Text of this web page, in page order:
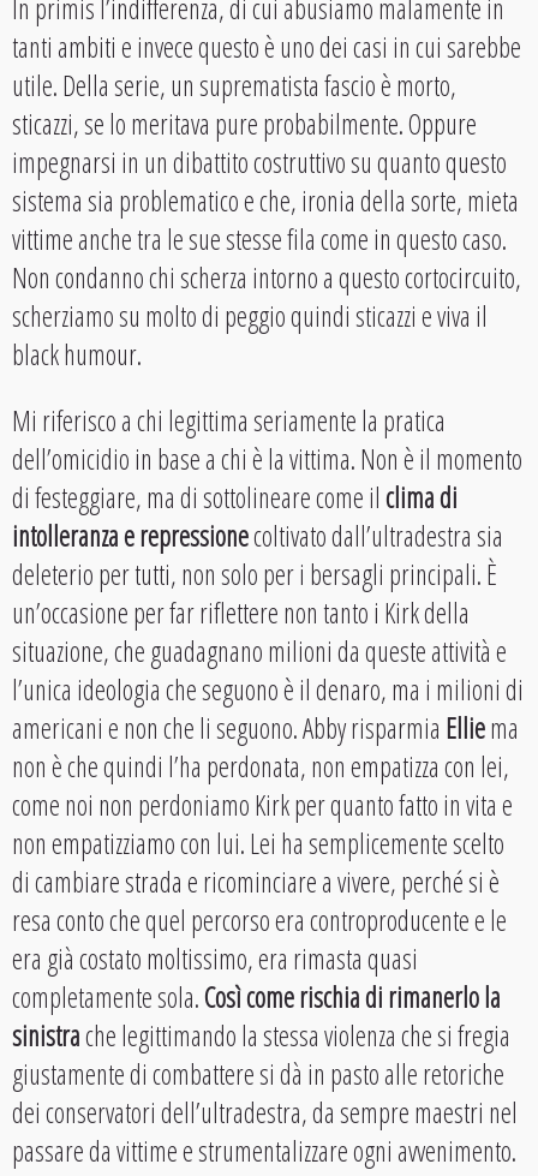
In primis l’indifferenza, di cui abusiamo malamente in
tanti ambiti e invece questo è uno dei casi in cui sarebbe
utile. Della serie, un suprematista fascio è morto,
sticazzi, se lo meritava pure probabilmente. Oppure
impegnarsi in un dibattito costruttivo su quanto questo
sistema sia problematico e che, ironia della sorte, mieta
vittime anche tra le sue stesse fila come in questo caso.
Non condanno chi scherza intorno a questo cortocircuito,
scherziamo su molto di peggio quindi sticazzi e viva il
black humour.
Mi riferisco a chi legittima seriamente la pratica
dell’omicidio in base a chi è la vittima. Non è il momento
di festeggiare, ma di sottolineare come ilclima di
intolleranza e repressionecoltivato dall’ultradestra sia
deleterio per tutti, non solo per i bersagli principali. È
un’occasione per far riflettere non tanto i Kirk della
situazione, che guadagnano milioni da queste attività e
l’unica ideologia che seguono è il denaro, ma i milioni di
americani e non che li seguono. Abby risparmia Elliema
non è che quindi l’ha perdonata, non empatizza con lei,
come noi non perdoniamo Kirk per quanto fatto in vita e
non empatizziamo con lui. Lei ha semplicemente scelto
di cambiare strada e ricominciare a vivere, perché si è
resa conto che quel percorso era controproducente e le
era già costato moltissimo, era rimasta quasi
completamente sola.Così come rischia di rimanerlo la
sinistrache legittimando la stessa violenza che si fregia
giustamente di combattere si dà in pasto alle retoriche
dei conservatori dell’ultradestra, da sempre maestri nel
passare da vittime e strumentalizzare ogni avvenimento.